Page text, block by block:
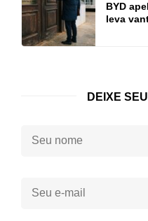
BYD
leva
DEIXE
Seu
Seu